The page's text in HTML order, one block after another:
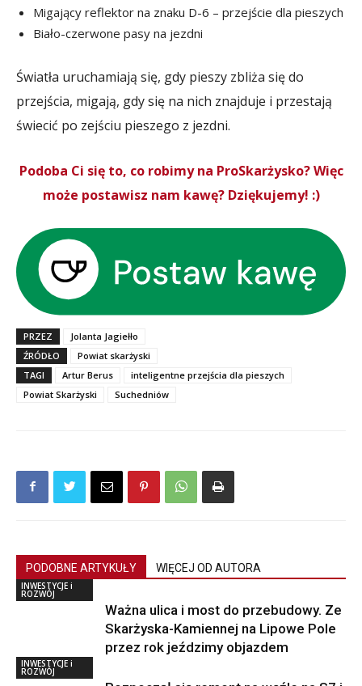
Migający reflektor na znaku D-6 – przejście dla pieszych
Biało-czerwone pasy na jezdni
Światła uruchamiają się, gdy pieszy zbliża się do
przejścia, migają, gdy się na nich znajduje i przestają
świecić po zejściu pieszego z jezdni.
Podoba Ci się to, co robimy na ProSkarżysko? Więc
może postawisz nam kawę? Dziękujemy! :)
PRZEZ
Jolanta Jagiełło
ŹRÓDŁO
Powiat skarżyski
TAGI
Artur Berus
inteligentne przejścia dla pieszych
Powiat Skarżyski
Suchedniów
PODOBNE ARTYKUŁY WIĘCEJ OD AUTORA
INWESTYCJE i
ROZWÓJ
Ważna ulica i most do przebudowy. Ze
Skarżyska-Kamiennej na Lipowe Pole
przez rok jeździmy objazdem
INWESTYCJE i
ROZWÓJ